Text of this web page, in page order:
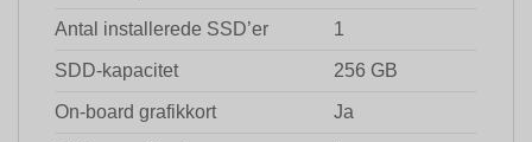
Antal installerede SSD’er 1
SDD-kapacitet 256 GB
On-board grafikkort Ja